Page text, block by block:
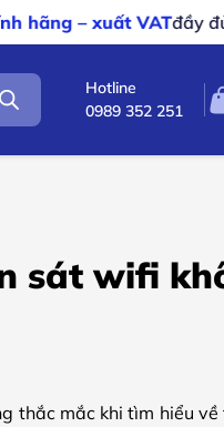
đủ Giao
Hotline
0989 352 251
sát wifi
thắc mắc khi tìm hiểu